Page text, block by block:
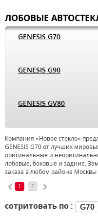
ЛОБОВЫЕ
GENESIS G70
GENESIS G90
GENESIS GV80
Компания «Новое стекло»
GENESIS G70 от лучших
оригинальные и
лобовые, боковые и задние.
заказа в любом районе
1 2
сотритовать по : G70